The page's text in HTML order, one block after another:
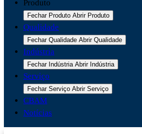
Produto
Fechar Produto Abrir Produto
Qualidade
Fechar Qualidade Abrir Qualidade
Indústria
Fechar Indústria Abrir Indústria
Serviço
Fechar Serviço Abrir Serviço
CBAM
Notícias